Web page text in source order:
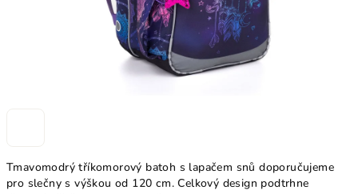
Tmavomodrý tříkomorový batoh s lapačem snů doporučujeme
pro slečny s výškou od 120 cm. Celkový design podtrhne